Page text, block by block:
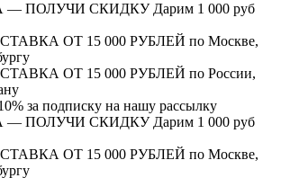
— ПОЛУЧИ СКИДКУ Дарим 1 000 руб
ОТ 15 000 РУБЛЕЙ по Москве,
ОТ 15 000 РУБЛЕЙ по России,
за подписку на нашу рассылку
— ПОЛУЧИ СКИДКУ Дарим 1 000 руб
ОТ 15 000 РУБЛЕЙ по Москве,